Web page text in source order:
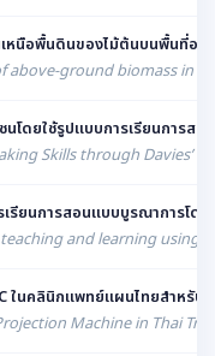
เหนือพื้นดินของไม้ต้นบนพื้นที่อ
above-ground biomass in
โดยใช้รูปแบบการเรียนการส
Skills through Davies’
รียนการสอนแบบบูรณาการโด
and learning using
ในคลินิกแพทย์แผนไทยสำหรั
Machine in Thai